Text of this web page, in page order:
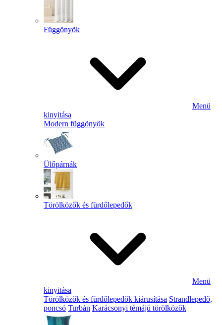
Függönyök
Menü
kinyitása
Modern függönyök
Ülőpárnák
Törölközők és fürdőlepedők
Menü
kinyitása
Törölközők és fürdőlepedők kiárusítása Strandlepedő,
poncsó Turbán Karácsonyi témájú törölközők